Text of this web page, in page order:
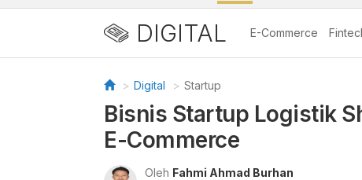
DIGITAL E-Commerce
Digital Startup
Bisnis Startup Logistik
E-Commerce
Oleh Fahmi Ahmad Burhan